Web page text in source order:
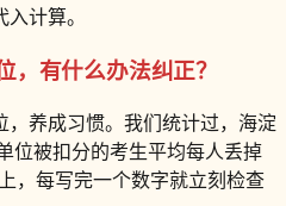
计算。
，有什么办法纠正？
，养成习惯。我们统计过，海淀
位被扣分的考生平均每人丢掉
，每写完一个数字就立刻检查